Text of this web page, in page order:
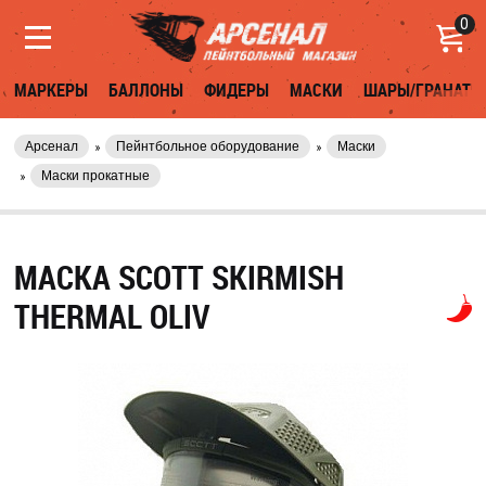
0
МАРКЕРЫ БАЛЛОНЫ ФИДЕРЫ МАСКИ ШАРЫ/ГРАНАТЫ
Арсенал Пейнтбольное оборудование
Маски
Маски прокатные
МАСКА SCOTT SKIRMISH
THERMAL OLIV